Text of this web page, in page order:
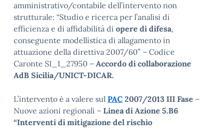
amministrativo/contabile dell’intervento non
strutturale: “Studio e ricerca per l’analisi di
efficienza e di affidabilità di opere di difesa,
conseguente modellistica di allagamento in
attuazione della direttiva 2007/60” – Codice
Caronte SI_1_27950 – Accordo di collaborazione
AdB Sicilia/UNICT-DICAR.
L’intervento è a valere sul PAC 2007/2013 III Fase –
Nuove azioni regionali – Linea di Azione 5.B6
“Interventi di mitigazione del rischio